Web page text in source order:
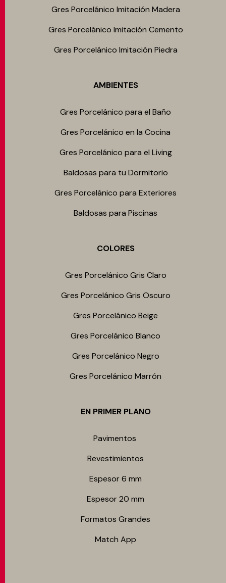
Gres Porcelánico Imitación Madera
Gres Porcelánico Imitación Cemento
Gres Porcelánico Imitación Piedra
AMBIENTES
Gres Porcelánico para el Baño
Gres Porcelánico en la Cocina
Gres Porcelánico para el Living
Baldosas para tu Dormitorio
Gres Porcelánico para Exteriores
Baldosas para Piscinas
COLORES
Gres Porcelánico Gris Claro
Gres Porcelánico Gris Oscuro
Gres Porcelánico Beige
Gres Porcelánico Blanco
Gres Porcelánico Negro
Gres Porcelánico Marrón
EN PRIMER PLANO
Pavimentos
Revestimientos
Espesor 6 mm
Espesor 20 mm
Formatos Grandes
Match App